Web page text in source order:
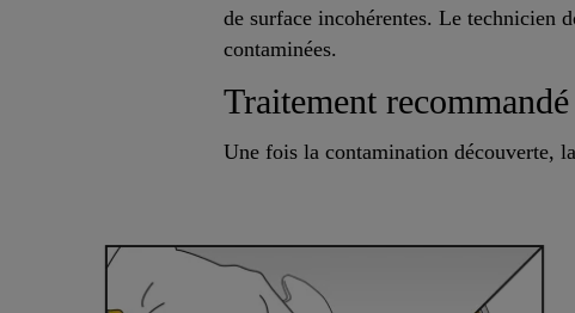
de surface incohérentes. Le technicien
contaminées.
Traitement
Une fois la contamination découverte,